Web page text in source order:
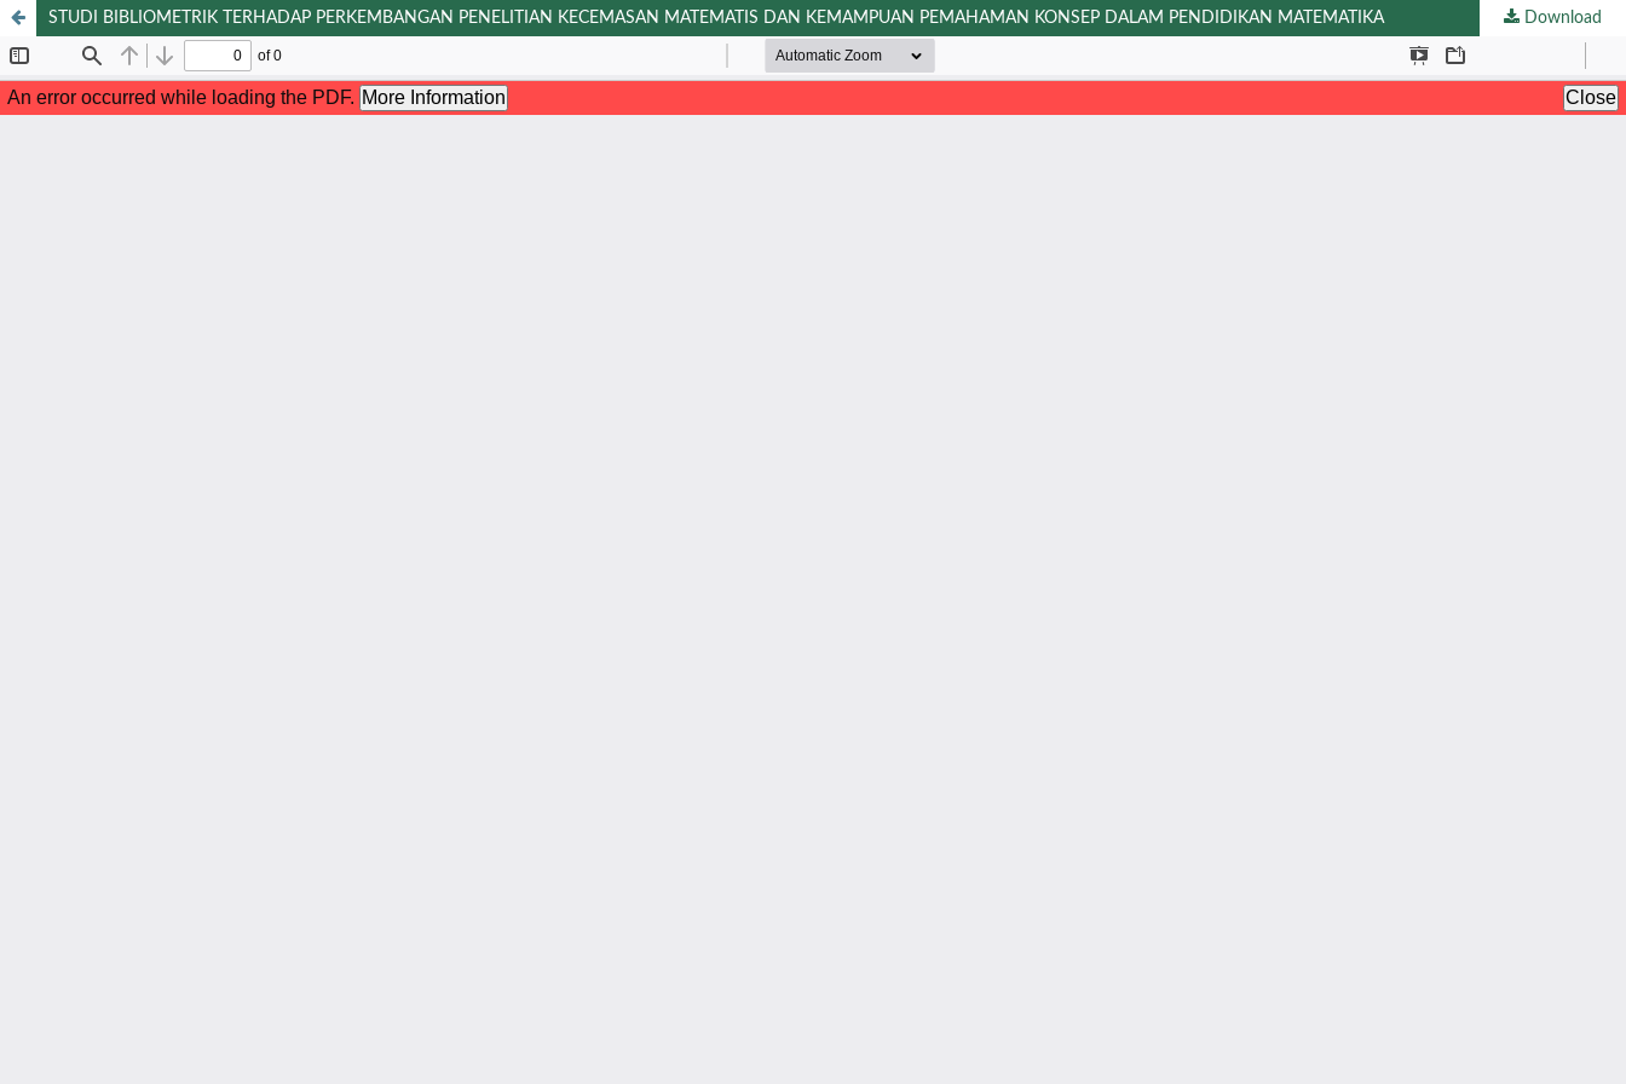
STUDI BIBLIOMETRIK TERHADAP PERKEMBANGAN PENELITIAN KECEMASAN MATEMATIS DAN KEMAMPUAN PEMAHAMAN KONSEP DALAM PENDIDIKAN MATEMATIKA Download